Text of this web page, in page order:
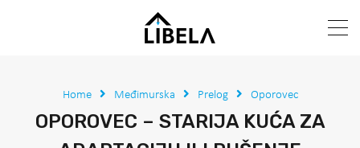
Home Međimurska Prelog Oporovec
OPOROVEC – STARIJA KUĆA ZA